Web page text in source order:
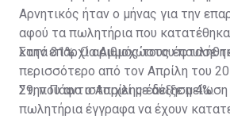
χώρες χειροτερεύει, τόσο
της Κύπρου” ανέφερε τέλος.
τομέα.
Αρνητικός ήταν ο μήνας για την
αφού τα πωλητήρια που
κατά 31%. Ο αριθμός τους έφτασε
Στην επαρχία Αμμοχώστου
περισσότερο από τον Απρίλη του
29, που αντιστοιχεί με αύξηση 4%.
Στην Πάφο ο Απρίλης έδειξε
πωλητήρια έγγραφα να έχουν